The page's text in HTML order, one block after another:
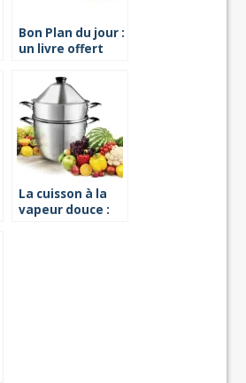
Bon Plan du jour :
un livre offert
Vapok
La cuisson à la
vapeur douce :